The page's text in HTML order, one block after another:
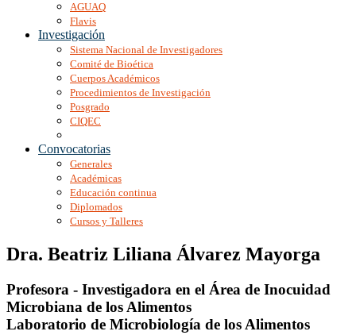
AGUAQ
Flavis
Investigación
Sistema Nacional de Investigadores
Comité de Bioética
Cuerpos Académicos
Procedimientos de Investigación
Posgrado
CIQEC
Convocatorias
Generales
Académicas
Educación continua
Diplomados
Cursos y Talleres
Dra. Beatriz Liliana Álvarez Mayorga
Profesora - Investigadora en el Área de Inocuidad
Microbiana de los Alimentos
Laboratorio de Microbiología de los Alimentos